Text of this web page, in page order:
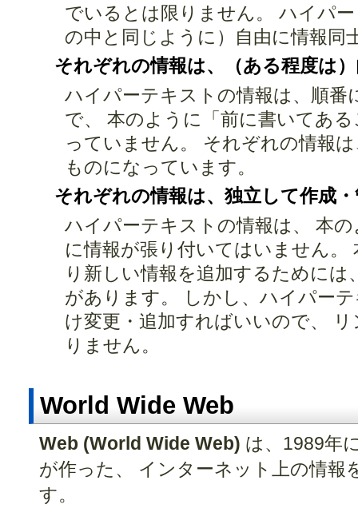
でいるとは限りません。 ハイパ
の中と同じように）自由に情報同
それぞれの情報は、（ある程度は
ハイパーテキストの情報は、順
で、 本のように「前に書いてあ
っていません。 それぞれの情報
ものになっています。
それぞれの情報は、独立して作成
ハイパーテキストの情報は、 本
に情報が張り付いてはいません。
り新しい情報を追加するために
があります。 しかし、ハイパー
け変更・追加すればいいので、
りません。
World Wide Web
Web (World Wide Web) は、1989年
が作った、 インターネット上の情報
す。